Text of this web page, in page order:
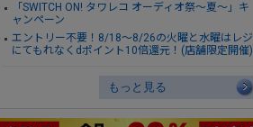
「SWITCH ON! タワレコ オーディオ祭～夏～」キ
ャンペーン
エントリー不要！8/18～8/26の火曜と水曜はレジ
にてもれなくdポイント10倍還元！(店舗限定開催)
もっと見る